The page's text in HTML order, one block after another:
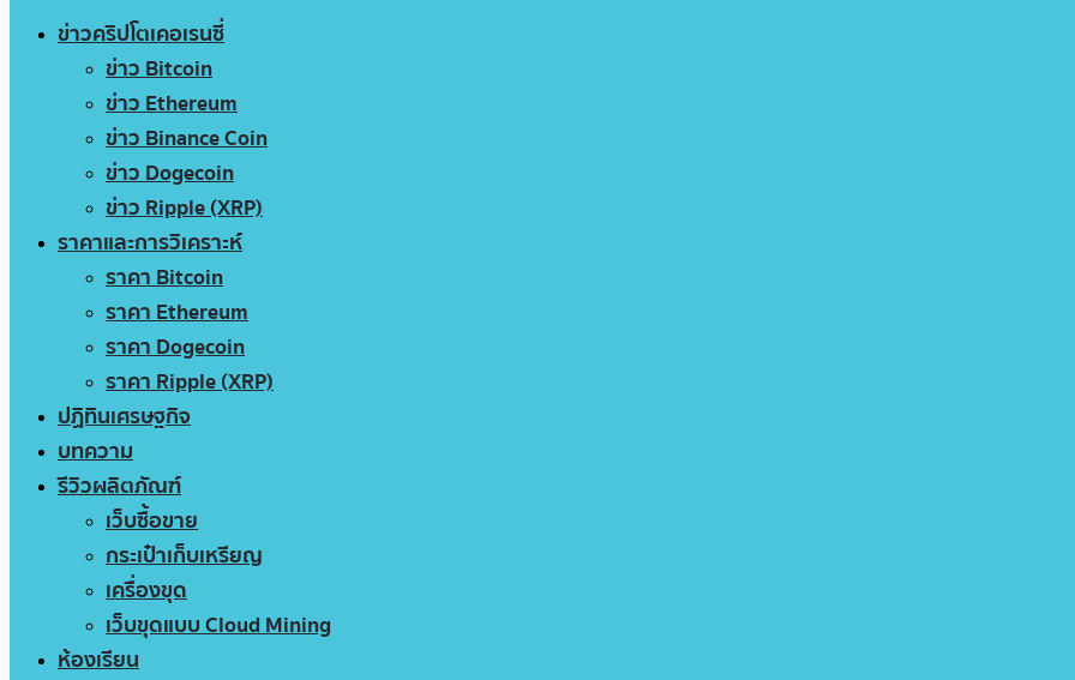
ข่าวคริปโตเคอเรนซี่
ข่าว Bitcoin
ข่าว Ethereum
ข่าว Binance Coin
ข่าว Dogecoin
ข่าว Ripple (XRP)
ราคาและการวิเคราะห์
ราคา Bitcoin
ราคา Ethereum
ราคา Dogecoin
ราคา Ripple (XRP)
ปฏิทินเศรษฐกิจ
บทความ
รีวิวผลิตภัณฑ์
เว็บซื้อขาย
กระเป๋าเก็บเหรียญ
เครื่องขุด
เว็บขุดแบบ Cloud Mining
ห้องเรียน